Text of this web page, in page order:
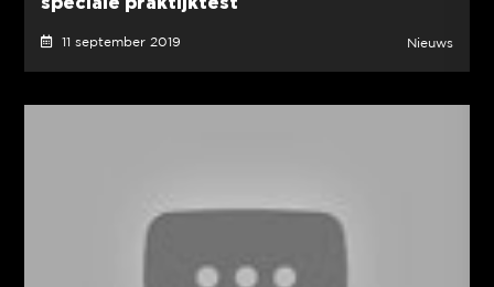
11 september 2019 Nieuws